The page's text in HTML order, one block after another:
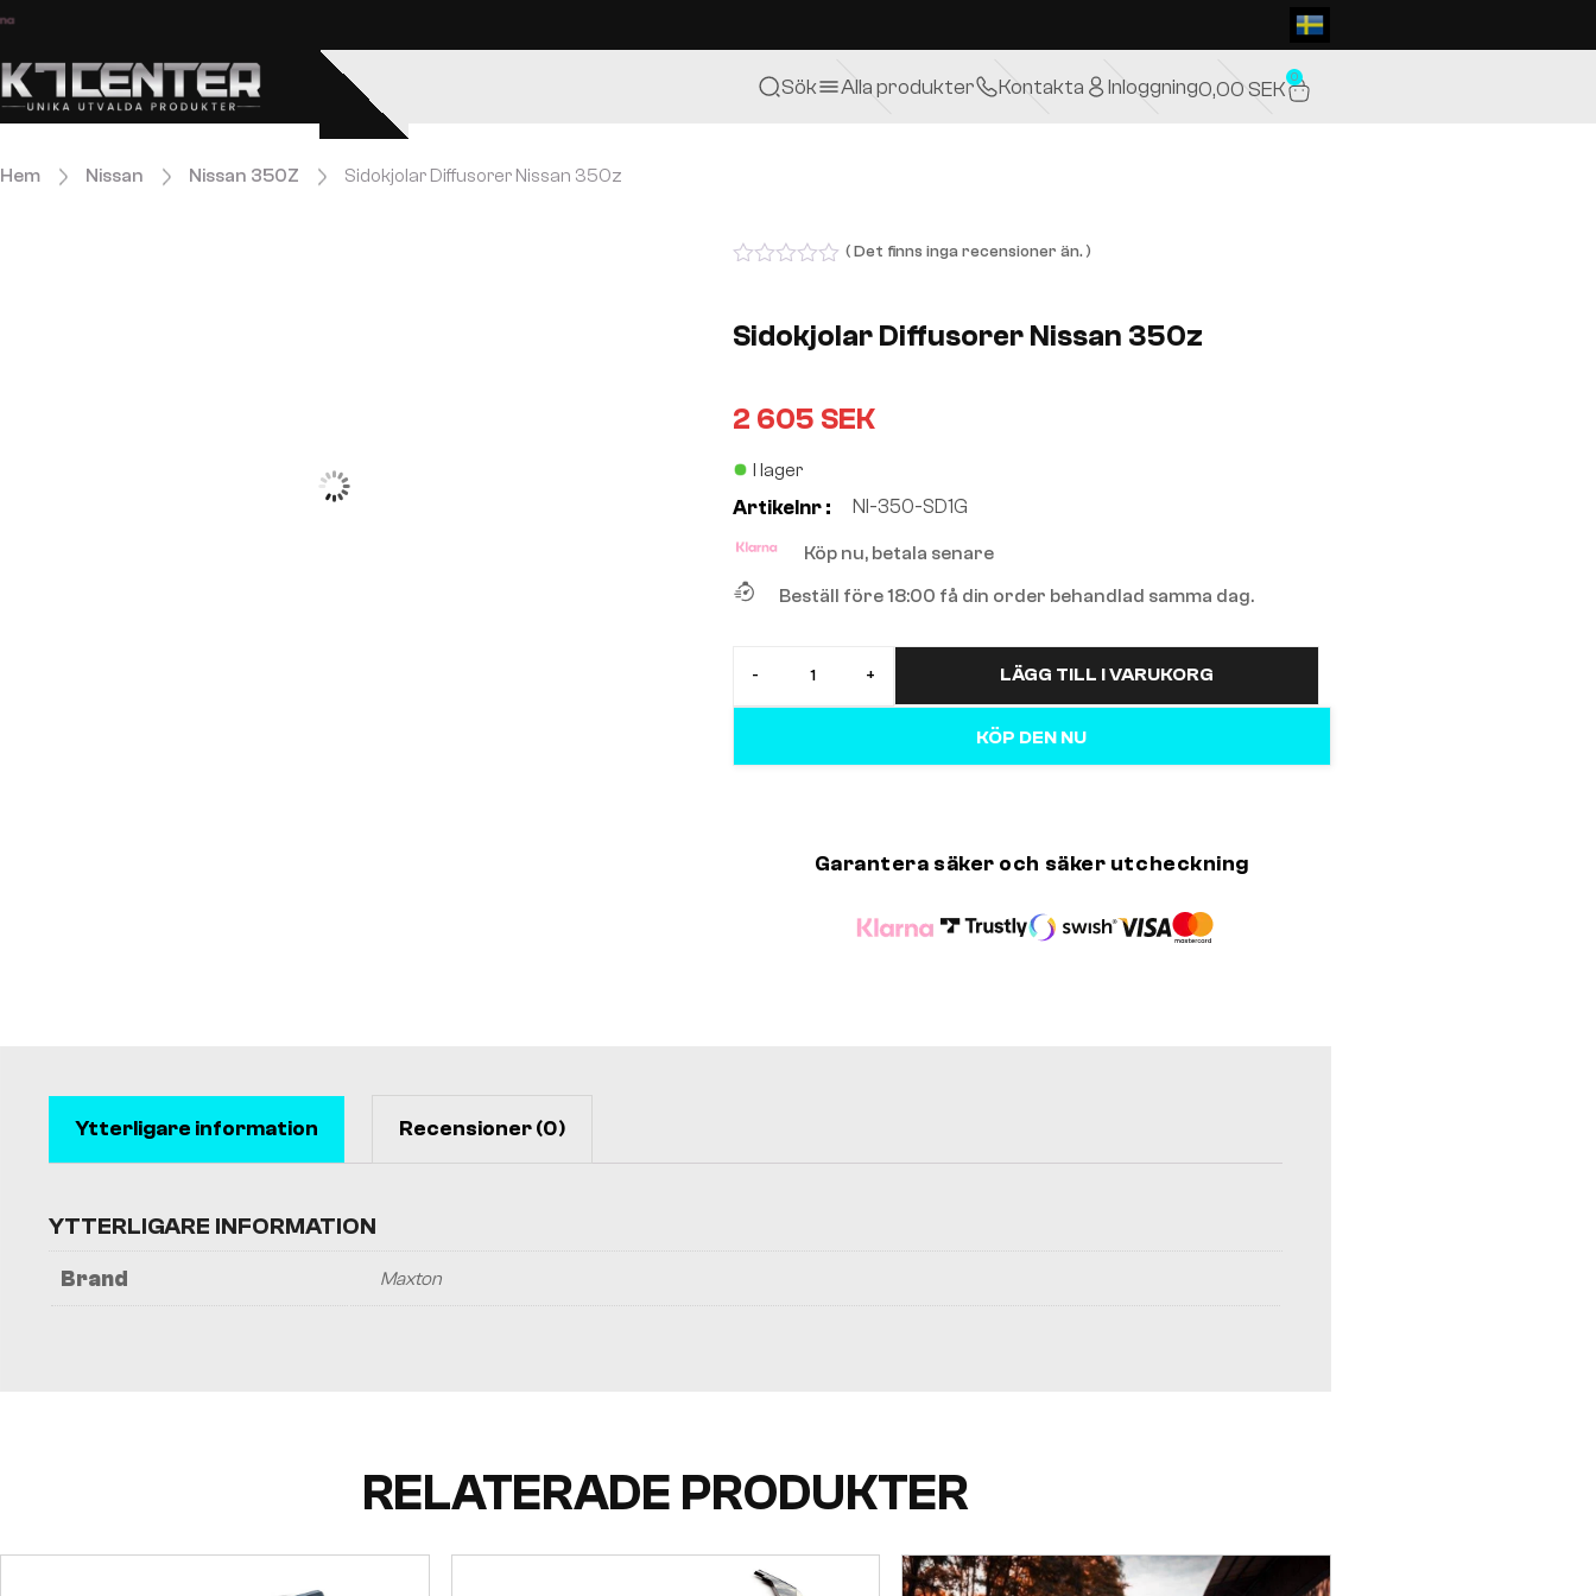
Sök Alla produkter Kontakta Inloggning0,00SEK 0
Hem Nissan Nissan 350Z Sidokjolar Diffusorer Nissan 350z
of
5
( Det finns inga recensioner än. )
Sidokjolar Diffusorer Nissan 350z
2 605 SEK
I lager
Artikelnr : NI-350-SD1G
Köp nu, betala senare
Beställ före 18:00 få din order behandlad samma dag.
- + LÄGG TILL I VARUKORG
KÖP DEN NU
Garantera säker och säker utcheckning
Ytterligare information Recensioner (0)
YTTERLIGARE INFORMATION
Brand Maxton
RELATERADE PRODUKTER